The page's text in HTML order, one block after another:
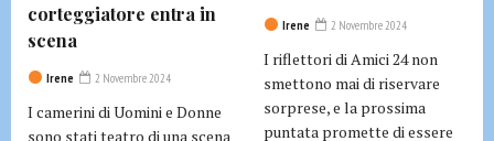
corteggiatore entra in
scena
Irene 2 Novembre 2024
I camerini di Uomini e Donne
sono stati teatro di una scena
Irene 2 Novembre 2024
I riflettori di Amici 24 non
smettono mai di riservare
sorprese, e la prossima
puntata promette di essere